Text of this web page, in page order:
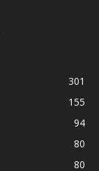
301
155
94
80
80